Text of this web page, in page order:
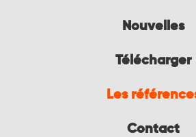
Nouvelles
Télécharger
Les
Contact